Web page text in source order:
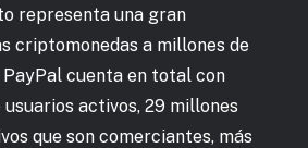
representa una gran
criptomonedas a millones de
PayPal cuenta en total con
activos, 29 millones
que son comerciantes, más